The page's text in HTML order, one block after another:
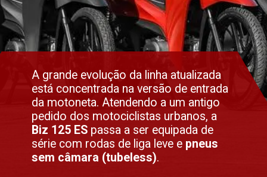
A grande evolução da linha atualizada
está concentrada na versão de entrada
da motoneta. Atendendo a um antigo
pedido dos motociclistas urbanos, a
Biz 125 ES passa a ser equipada de
série com rodas de liga leve e pneus
sem câmara (tubeless).